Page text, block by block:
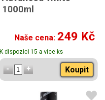
1000ml
Naše cena: 249 Kč
K dispozici 15 a více ks
Koupit